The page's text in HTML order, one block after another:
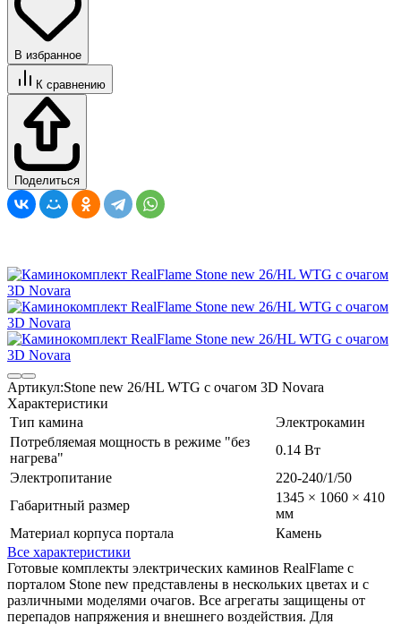
В избранное
К сравнению
Поделиться
Артикул:Stone new 26/HL WTG с очагом 3D Novara
Характеристики
Тип камина
Электрокамин
Потребляемая мощность в режиме "без
нагрева"
0.14 Вт
Электропитание
220-240/1/50
Габаритный размер
1345 × 1060 × 410
мм
Материал корпуса портала
Камень
Все характеристики
Готовые комплекты электрических каминов RealFlame с
порталом Stone new представлены в нескольких цветах и с
различными моделями очагов. Все агрегаты защищены от
перепадов напряжения и внешнего воздействия. Для